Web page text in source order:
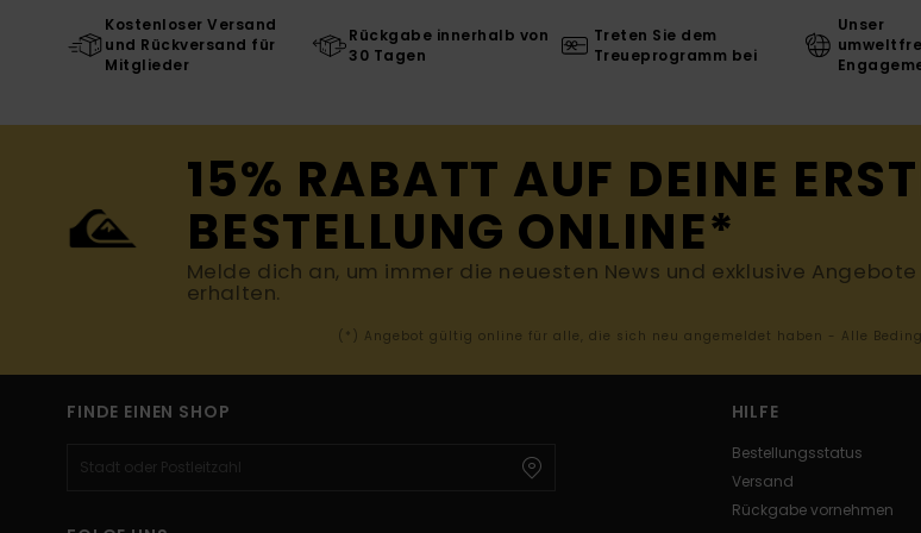
Kostenloser Versand
und Rückversand für
Mitglieder
Rückgabe innerhalb von
30 Tagen
Treten Sie dem
Treueprogramm bei
Unser
15% RABATT AUF DEINE
BESTELLUNG ONLINE*
Melde dich an, um immer die neuesten News und exklusive Angebote
erhalten.
(*) Angebot gültig online für alle, die sich neu angemeldet haben - Alle
FINDE EINEN SHOP HILFE
Bestellungsstatus
Versand
Rückgabe vornehmen